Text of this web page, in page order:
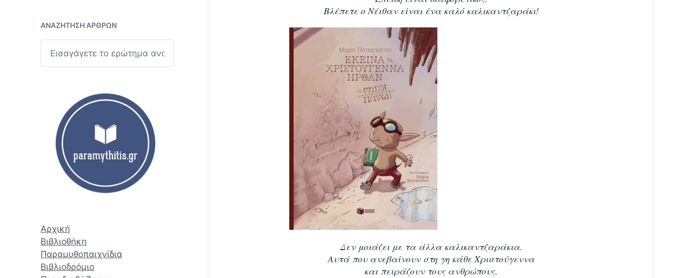
ΑΝΑΖΉΤΗΣΗ ΆΡΘΡΩΝ
Αρχική
Βιβλιοθήκη
Παραμυθοπαιχνίδια
Βιβλιοδρόμιο
Βλέπετε ο Νέιθαν είναι ένα καλό καλικαντζαράκι!
Δεν μοιάζει με τα άλλα καλικαντζαράκια.
Αυτά που ανεβαίνουν στη γη κάθε Χριστούγεννα
και πειράζουν τους ανθρώπους.